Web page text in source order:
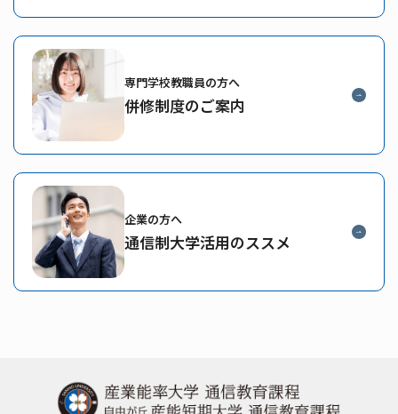
専門学校教職員の方へ
併修制度のご案内
企業の方へ
通信制大学活用のススメ